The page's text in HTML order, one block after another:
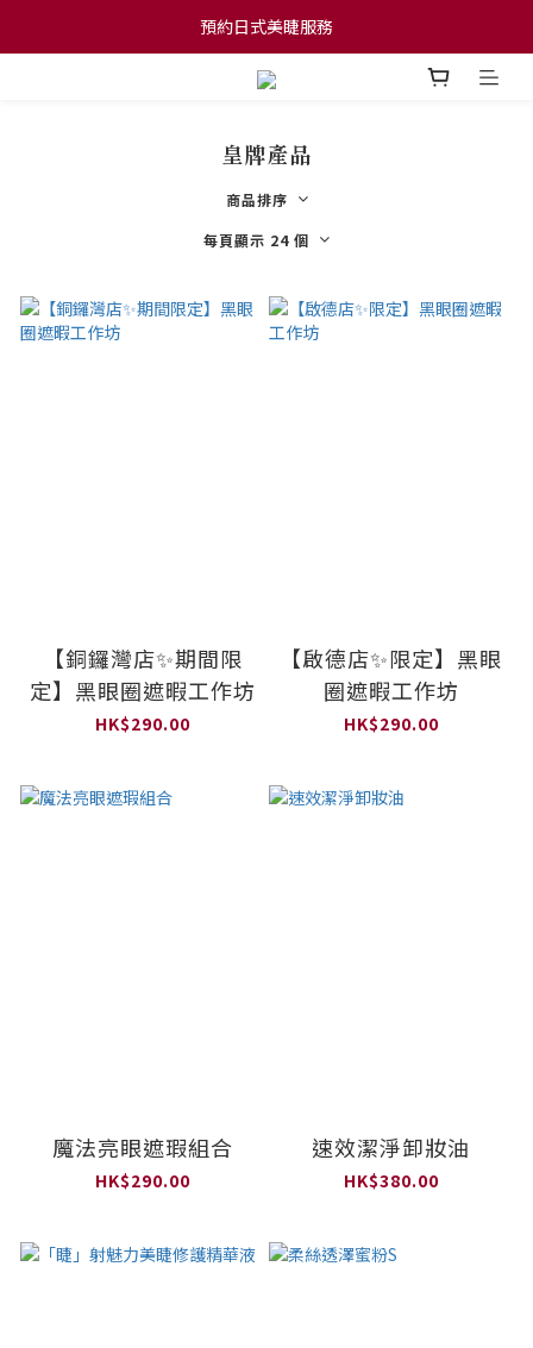
預約日式美睫服務
預約日式美睫服務
會員網店消費滿$600可享本地免運費
皇牌產品
商品排序
每頁顯示 24 個
【銅鑼灣店✨期間限
定】黑眼圈遮暇工作坊
HK$290.00
【啟德店✨限定】黑眼
圈遮暇工作坊
HK$290.00
魔法亮眼遮瑕組合
HK$290.00
速效潔淨卸妝油
HK$380.00